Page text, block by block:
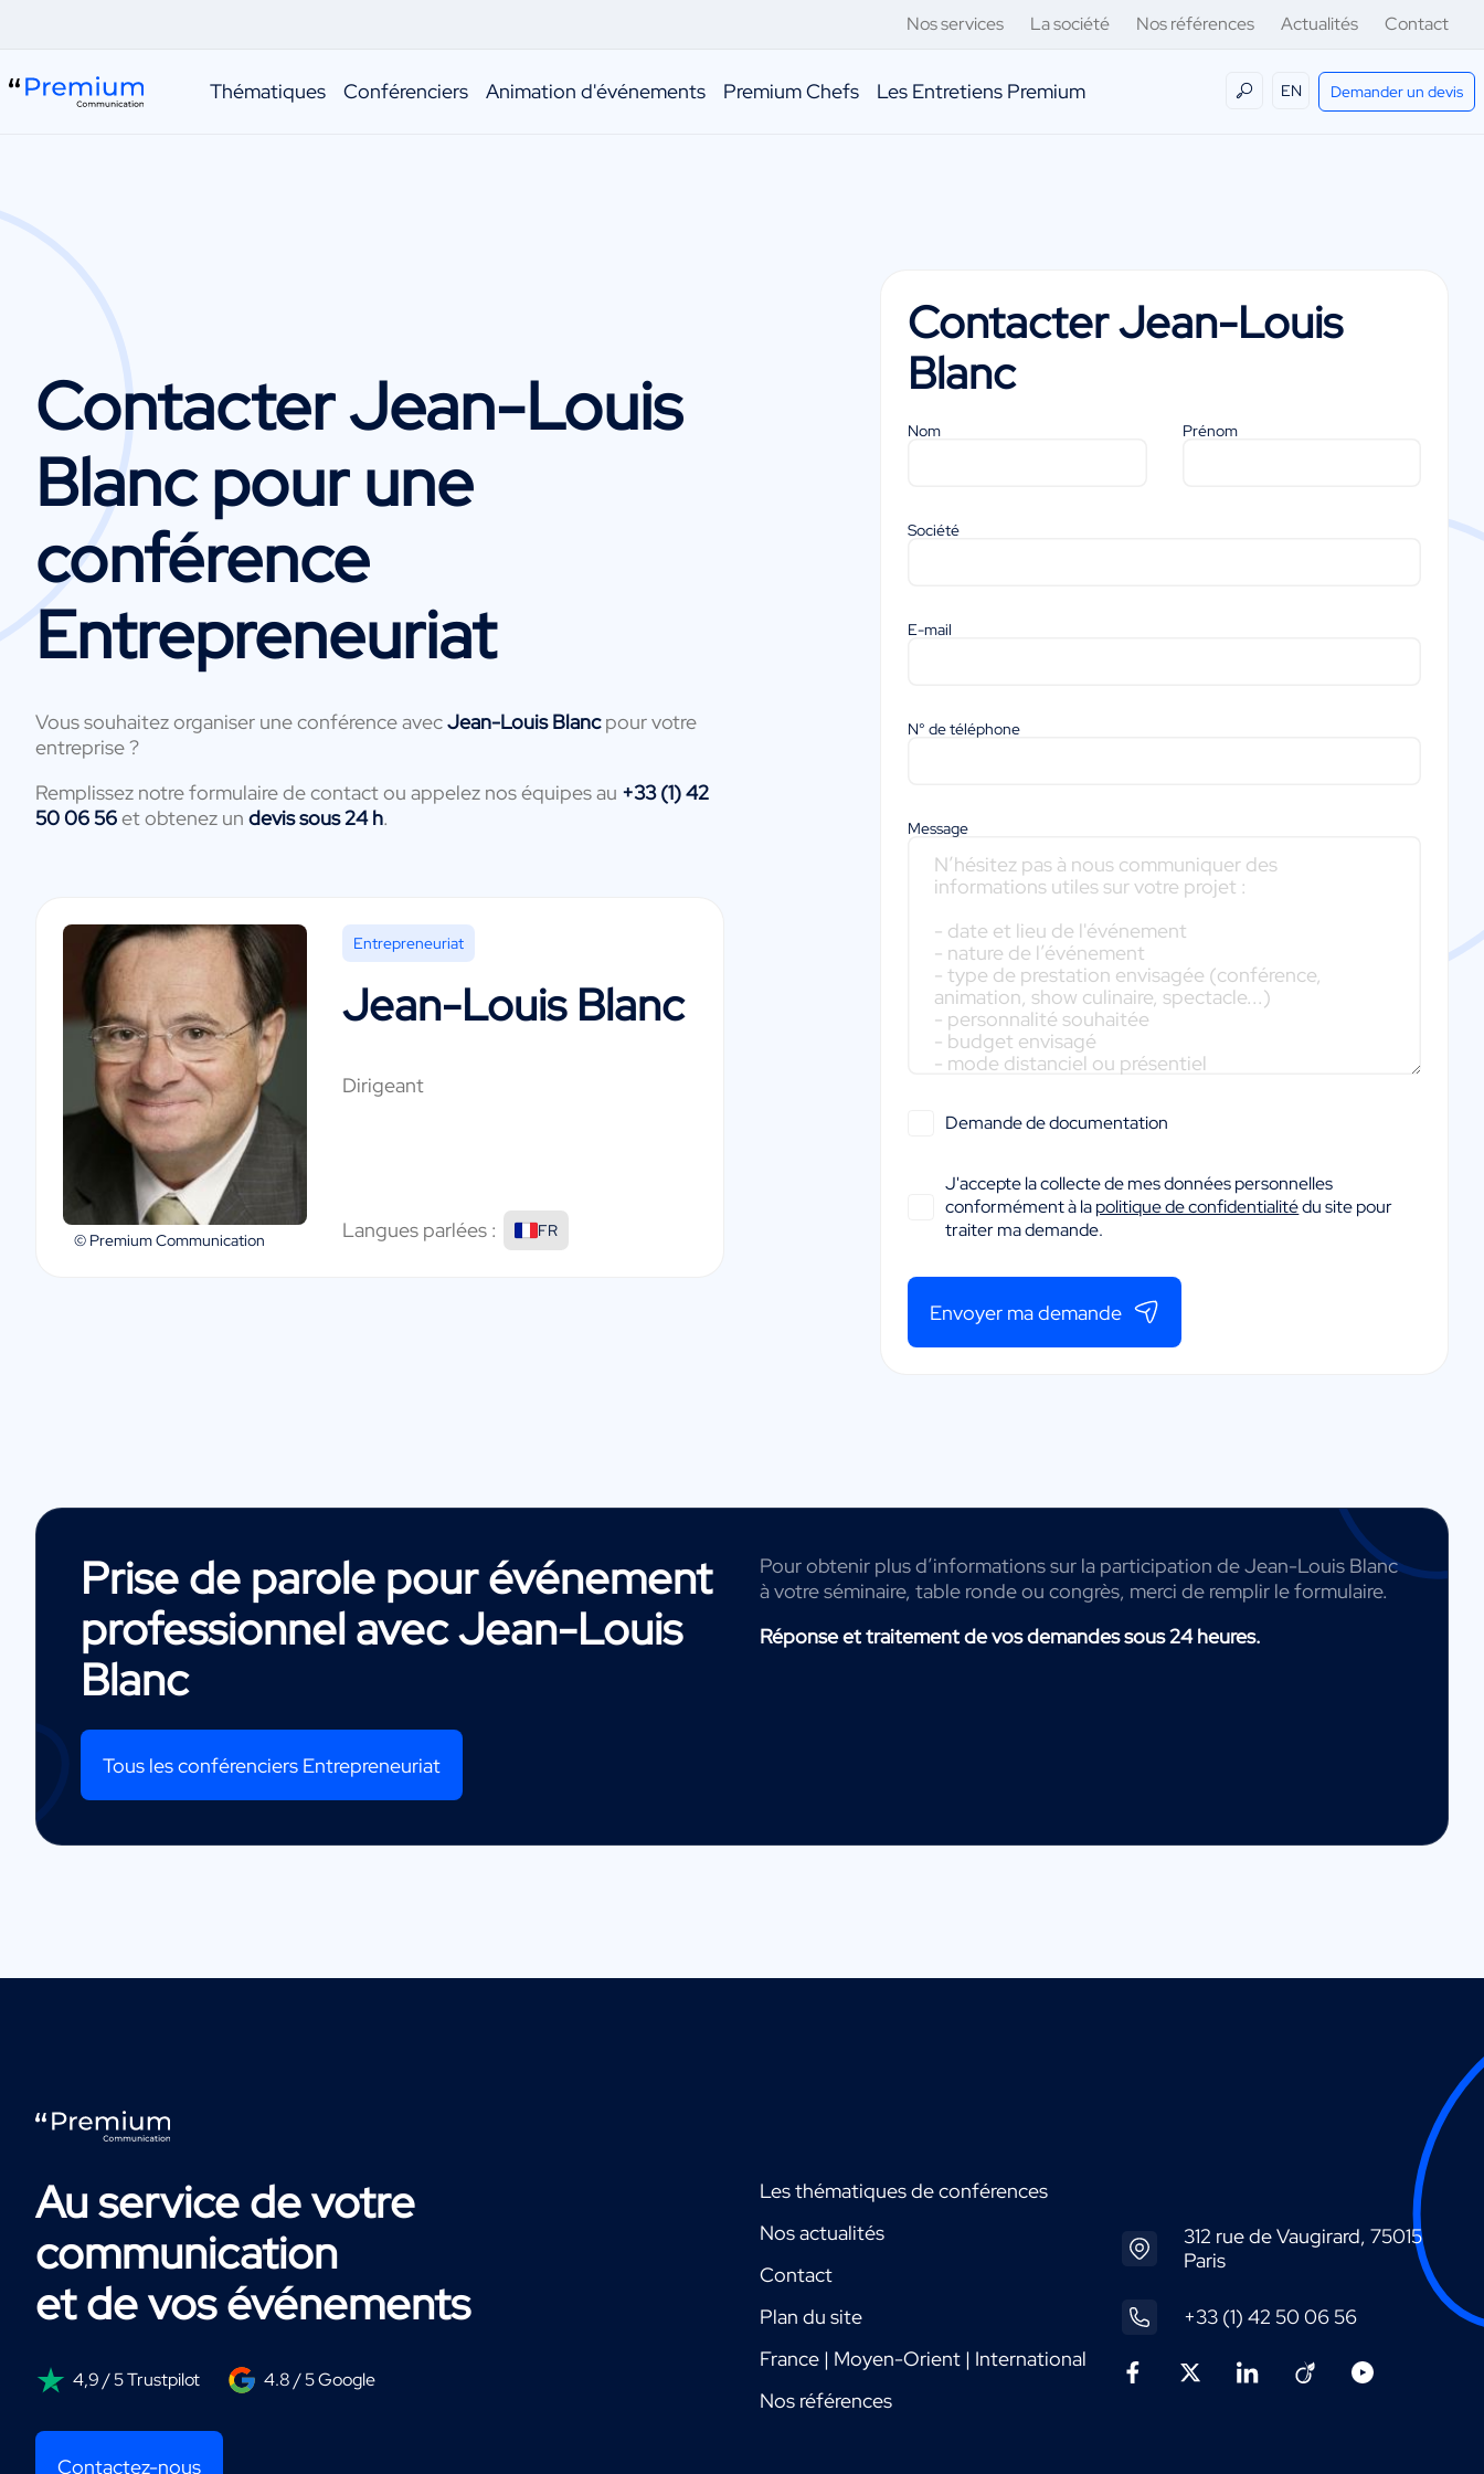
Nos services La société Nos références Actualités Contact
Thématiques Conférenciers Animation d'événements Premium Chefs Les Entretiens Premium EN Demander un devis
ContacterJean-Louis
Blancpour une
conférence
Entrepreneuriat
Vous souhaitez organiser une conférence avecJean-Louis Blancpour votre
entreprise ?
Remplissez notre formulaire de contact ou appelez nos équipes au +33 (1) 42
50 06 56et obtenez un devis sous 24 h.
© Premium Communication
Entrepreneuriat
Jean-Louis Blanc
Dirigeant
Langues parlées : FR
ContacterJean-Louis
Blanc
Nom Prénom
Société
E-mail
N° de téléphone
Message
Demande de documentation
J'accepte la collecte de mes données personnelles
conformément à lapolitique de confidentialitédu site pour
traiter ma demande.
Envoyer ma demande
Prise de parole pour événement
professionnel avecJean-Louis
Blanc
Tous les conférenciers Entrepreneuriat
Pour obtenir plus d’informations sur la participation de Jean-Louis Blanc
à votre séminaire, table ronde ou congrès, merci de remplir le formulaire.
Réponse et traitement de vos demandes sous 24 heures.
Au service de votre
communication
et de vos événements
4,9 / 5 Trustpilot 4.8 / 5 Google
Contactez-nous
Les thématiques de conférences
Nos actualités
Contact
Plan du site
France | Moyen-Orient | International
Nos références
312 rue de Vaugirard, 75015
Paris
+33 (1) 42 50 06 56